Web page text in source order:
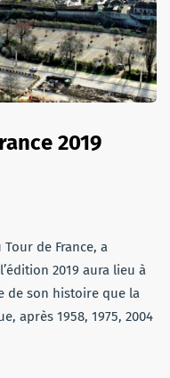
2019
de France, a
2019 aura lieu à
de son histoire que la
après 1958, 1975, 2004